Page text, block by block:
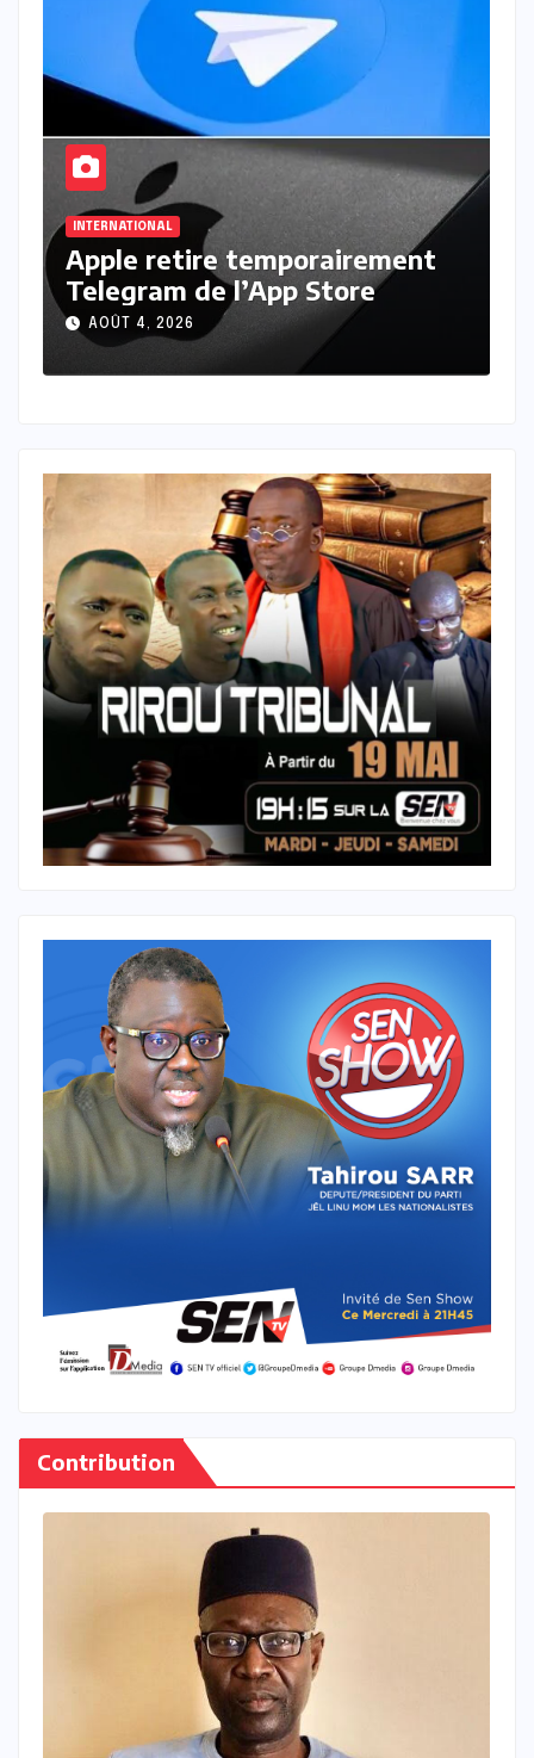
ACTU_EXPRESS INTERNATIONAL
Guinée : Doumbouya en congé,
l’armée rassure sur la stabilité
AOÛT 4, 2026
Contribution